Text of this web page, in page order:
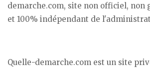
demarche.com, site non officiel, non
et 100% indépendant de
Quelle-demarche.com est un site